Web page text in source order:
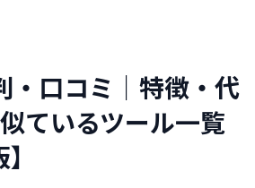
・口コミ｜特徴・代
ているツール一覧